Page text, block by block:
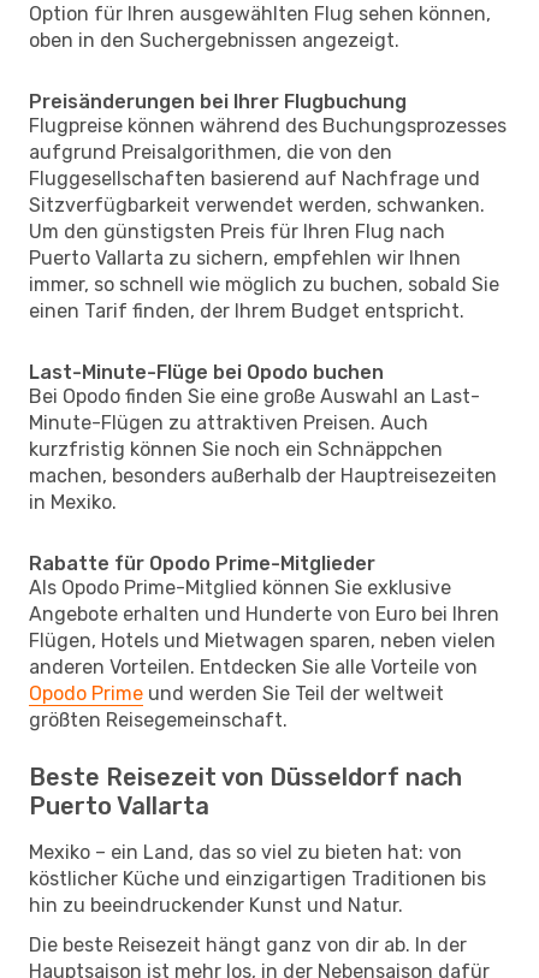
Option für Ihren ausgewählten Flug sehen können,
oben in den Suchergebnissen angezeigt.
Preisänderungen bei Ihrer Flugbuchung
Flugpreise können während des Buchungsprozesses
aufgrund Preisalgorithmen, die von den
Fluggesellschaften basierend auf Nachfrage und
Sitzverfügbarkeit verwendet werden, schwanken.
Um den günstigsten Preis für Ihren Flug nach
Puerto Vallarta zu sichern, empfehlen wir Ihnen
immer, so schnell wie möglich zu buchen, sobald Sie
einen Tarif finden, der Ihrem Budget entspricht.
Last-Minute-Flüge bei Opodo buchen
Bei Opodo finden Sie eine große Auswahl an Last-
Minute-Flügen zu attraktiven Preisen. Auch
kurzfristig können Sie noch ein Schnäppchen
machen, besonders außerhalb der Hauptreisezeiten
in Mexiko.
Rabatte für Opodo Prime-Mitglieder
Als Opodo Prime-Mitglied können Sie exklusive
Angebote erhalten und Hunderte von Euro bei Ihren
Flügen, Hotels und Mietwagen sparen, neben vielen
anderen Vorteilen. Entdecken Sie alle Vorteile von
Opodo Prime und werden Sie Teil der weltweit
größten Reisegemeinschaft.
Beste Reisezeit von Düsseldorf nach
Puerto Vallarta
Mexiko – ein Land, das so viel zu bieten hat: von
köstlicher Küche und einzigartigen Traditionen bis
hin zu beeindruckender Kunst und Natur.
Die beste Reisezeit hängt ganz von dir ab. In der
Hauptsaison ist mehr los, in der Nebensaison dafür